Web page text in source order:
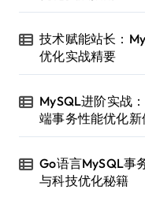
技术赋能站长：
优化实战精要
MySQL进阶实战
端事务性能优化新
Go语言MySQL事
与科技优化秘籍